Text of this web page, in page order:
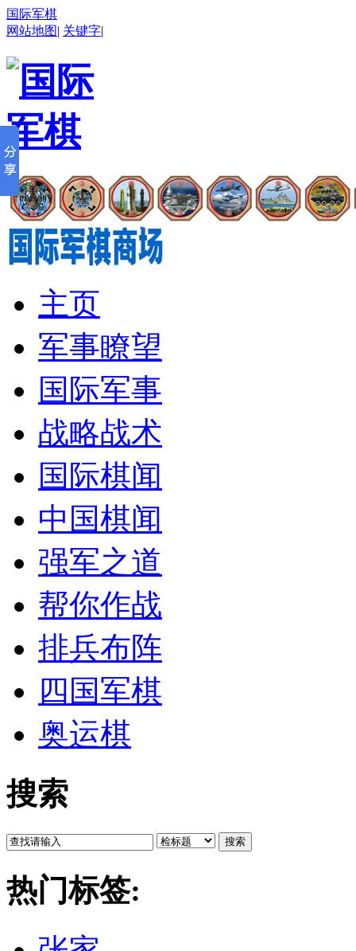
国际军棋
网站地图| 关键字|
主页
军事瞭望
国际军事
战略战术
国际棋闻
中国棋闻
强军之道
帮你作战
排兵布阵
四国军棋
奥运棋
搜索
搜索
热门标签: